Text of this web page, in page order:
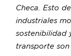
Checa. Esto
industriales
sostenibilidad
transporte